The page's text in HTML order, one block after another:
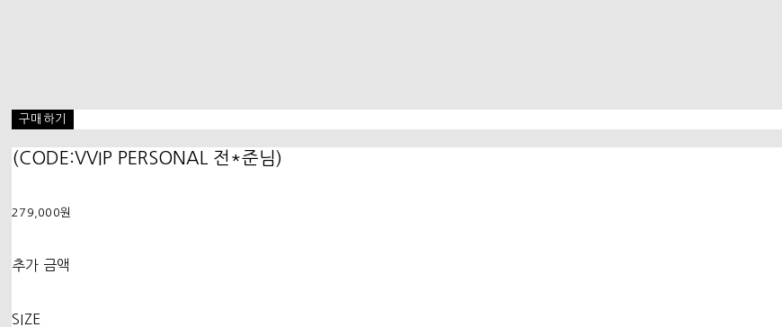
구매하기
(CODE:VVIP PERSONAL 전*준님)
279,000원
추가 금액
SIZE